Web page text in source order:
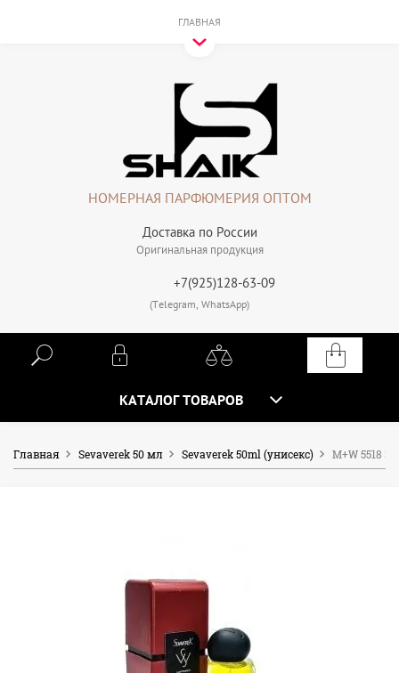
ГЛАВНАЯ
Доставка по России
Оригинальная продукция
НОМЕРНАЯ ПАРФЮМЕРИЯ ОПТОМ
+7(925)128-63-09
(Telegram, WhatsApp)
КАТАЛОГ ТОВАРОВ
Главная Sevaverek 50 мл Sevaverek 50ml (унисекс) M+W 5518